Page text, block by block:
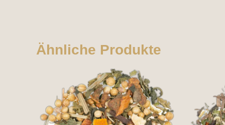
Ähnliche Produkte